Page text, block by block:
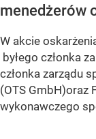
menedżerów
W akcie
byłego członka
członka zarządu
(OTS GmbH)oraz
wykonawczego